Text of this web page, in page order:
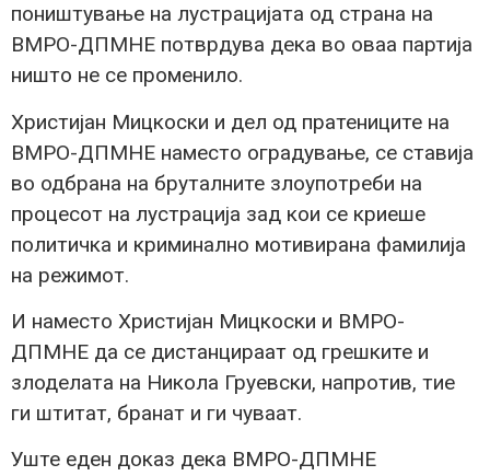
поништување на лустрацијата од страна на
ВМРО-ДПМНЕ потврдува дека во оваа партија
ништо не се променило.
Христијан Мицкоски и дел од пратениците на
ВМРО-ДПМНЕ наместо оградување, се ставија
во одбрана на бруталните злоупотреби на
процесот на лустрација зад кои се криеше
политичка и криминално мотивирана фамилија
на режимот.
И наместо Христијан Мицкоски и ВМРО-
ДПМНЕ да се дистанцираат од грешките и
злоделата на Никола Груевски, напротив, тие
ги штитат, бранат и ги чуваат.
Уште еден доказ дека ВМРО-ДПМНЕ